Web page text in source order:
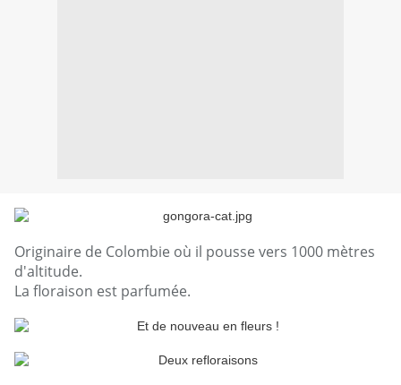
Originaire de Colombie où il pousse vers 1000 mètres
d'altitude.
La floraison est parfumée.